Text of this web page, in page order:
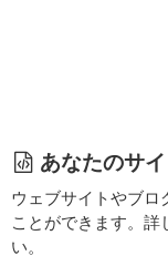
あなたのサ
ウェブサイトやブロ
ことができます。詳
い。